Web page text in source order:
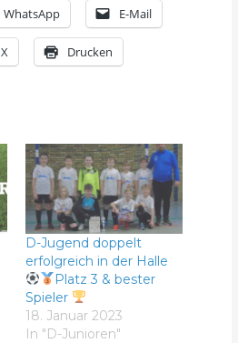
WhatsApp E-Mail
X Drucken
D-Jugend doppelt
erfolgreich in der Halle
Platz 3 & bester
Spieler
18. Januar 2023
In "D-Junioren"